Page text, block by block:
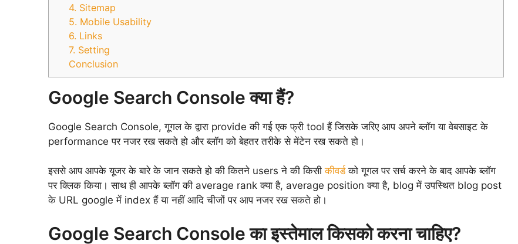
4. Sitemap
5. Mobile Usability
6. Links
7. Setting
Conclusion
Google Search Console क्या हैं?
Google Search Console, गूगल के द्वारा provide की गई एक फ्री tool हैं जिसके जरिए आप अपने ब्लॉग या वेबसाइट के
performance पर नजर रख सकते हो और ब्लॉग को बेहतर तरीके से मेंटेन रख सकते हो।
इससे आप आपके यूजर के बारे के जान सकते हो की कितने users ने की किसीकीवर्डको गूगल पर सर्च करने के बाद आपके ब्लॉग
पर क्लिक किया। साथ ही आपके ब्लॉग की average rank क्या है, average position क्या है, blog में उपस्थित blog post
के URL google में index हैं या नहीं आदि चीजों पर आप नजर रख सकते हो।
Google Search Console का इस्तेमाल किसको करना चाहिए?